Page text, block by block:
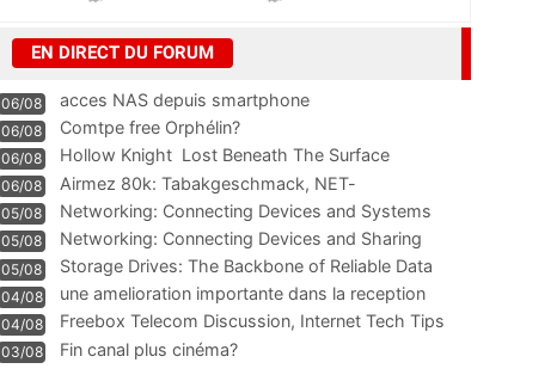
EN DIRECT DU FORUM
06/08 acces NAS depuis smartphone
06/08 Comtpe free Orphélin?
06/08 Hollow Knight  Lost Beneath The Surface
06/08
Airmez 80k: Tabakgeschmack, NET-
Technologie und Leistung im
05/08 Networking: Connecting Devices and Systems
05/08
Networking: Connecting Devices and Sharing
Information
05/08
Storage Drives: The Backbone of Reliable Data
Management
04/08
une amelioration importante dans la reception
WIFI
04/08
Freebox Telecom Discussion, Internet Tech Tips
Communi
03/08 Fin canal plus cinéma?